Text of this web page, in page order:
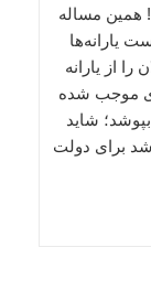
همین مساله
یارانه‌ها
از یارانه
موجب شده
شاید
برای دولت